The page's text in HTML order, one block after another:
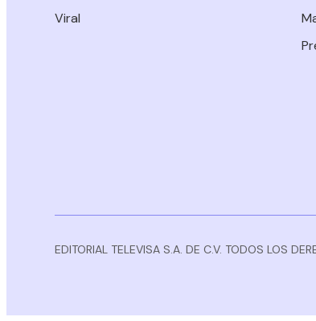
Viral
EDITORIAL TELEVISA S.A. DE C.V. TODOS LOS